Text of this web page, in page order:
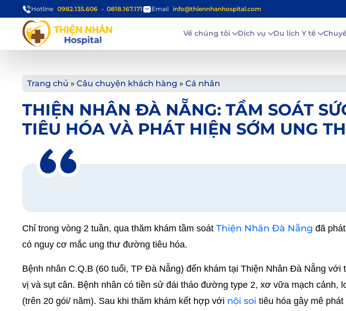
Hotline 0982.135.606 0818.167.171 Email info@thiennhanhospital.com
Về chúng tôi Dịch vụ Du lịch Y tế
Trang chủ » Câu chuyện khách hàng » Cá nhân
THIỆN NHÂN ĐÀ NẴNG: TẦM SOÁT
TIÊU HÓA VÀ PHÁT HIỆN SỚM UNG
Chỉ trong vòng 2 tuần, qua thăm khám tầm soát Thiện Nhân Đà Nẵng đã
có nguy cơ mắc ung thư đường tiêu hóa.
Bệnh nhân C.Q.B (60 tuổi, TP Đà Nẵng) đến khám tại Thiện Nhân Đà Nẵng
vị và sụt cân. Bệnh nhân có tiền sử đái tháo đường type 2, xơ vữa mạch cảnh,
(trên 20 gói/ năm). Sau khi thăm khám kết hợp với nội soi tiêu hóa gây mê